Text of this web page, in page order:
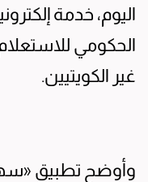
اليوم، خدمة
الحكومي
غير الكويتيين.
وأوضح تطبيق